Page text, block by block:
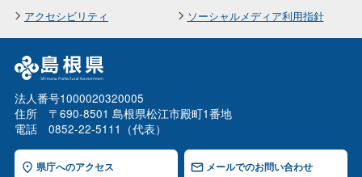
アクセシビリティ
ソーシャルメディア利用指針
法人番号1000020320005
住所 〒690-8501 島根県松江市殿町1番地
電話 0852-22-5111（代表）
県庁へのアクセス メールでのお問い合わせ